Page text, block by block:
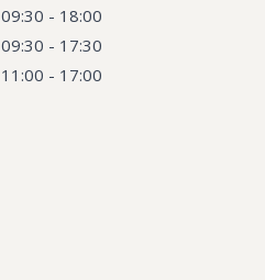
09:30 - 18:00
09:30 - 17:30
11:00 - 17:00